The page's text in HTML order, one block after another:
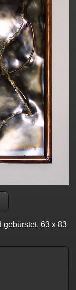
gebürstet, 63 x 83